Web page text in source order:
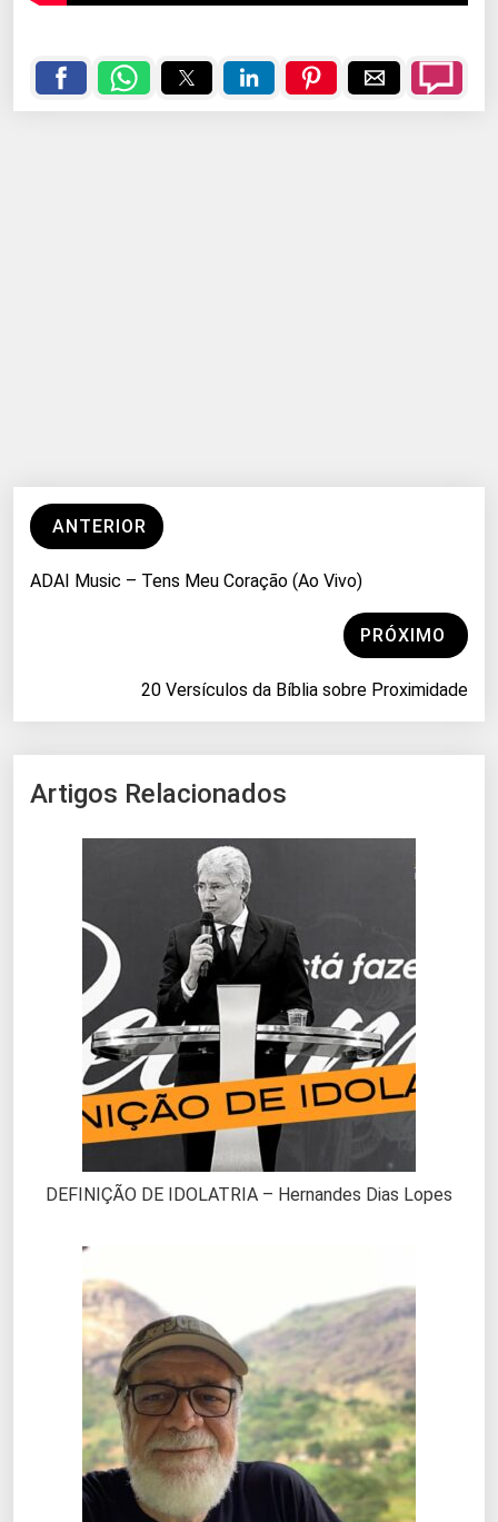
ANTERIOR
ADAI Music – Tens Meu Coração (Ao Vivo)
PRÓXIMO
20 Versículos da Bíblia sobre Proximidade
Artigos Relacionados
DEFINIÇÃO DE IDOLATRIA – Hernandes Dias Lopes